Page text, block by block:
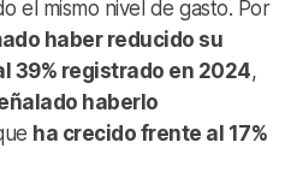
el mismo nivel de gasto. Por
haber reducido su
39% registrado en 2024,
haberlo
ha crecido frente al 17%